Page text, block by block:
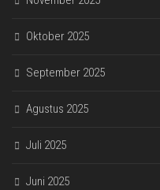
Oktober 2025
September 2025
Agustus 2025
Juli 2025
Juni 2025